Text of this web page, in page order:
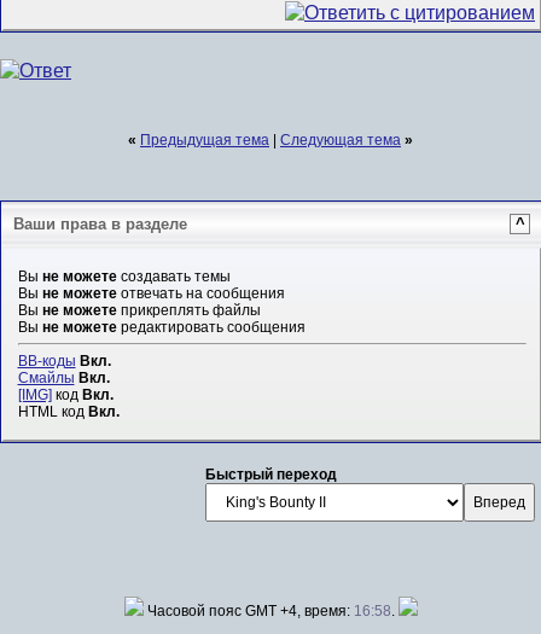
« Предыдущая тема | Следующая тема »
Ваши права в разделе ^
Вы не можетесоздавать темы
Вы не можетеотвечать на сообщения
Вы не можетеприкреплять файлы
Вы не можетередактировать сообщения
BB-коды Вкл.
Смайлы Вкл.
[IMG] код Вкл.
HTML код Вкл.
Быстрый переход
Часовой пояс GMT +4, время: 16:58